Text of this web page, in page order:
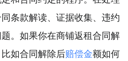
条款解读、证据收集、违约
。如果你在商铺返租合同解
如合同解除后赔偿金额如何